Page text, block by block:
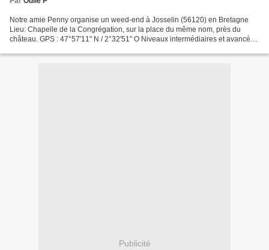
Notre amie Penny organise un weed-end à Josselin (56120) en Bretagne
Lieu: Chapelle de la Congrégation, sur la place du même nom, près du
château. GPS : 47°57'11" N / 2°32'51" O Niveaux intermédiaires et avancés
Publicité